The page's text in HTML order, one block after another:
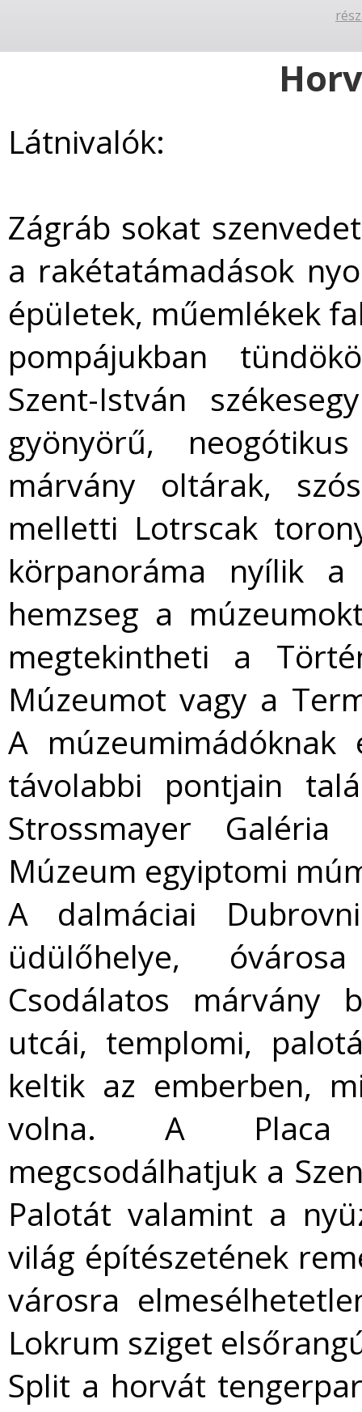
Látnivalók:
Zágráb sokat
a rakétatámadások
épületek, műemlékek
pompájukban
Szent-István
gyönyörű,
márvány oltárak,
melletti Lotrscak
körpanoráma nyílik
hemzseg a
megtekintheti a
Múzeumot vagy a
A
távolabbi pontjain
Strossmayer
Múzeum egyiptomi
A dalmáciai
üdülőhelye,
Csodálatos márvány
utcái, templomi,
keltik az emberben,
volna. A Placa
megcsodálhatjuk a
Palotát valamint a
világ építészetének
városra
Lokrum sziget
Split a horvát